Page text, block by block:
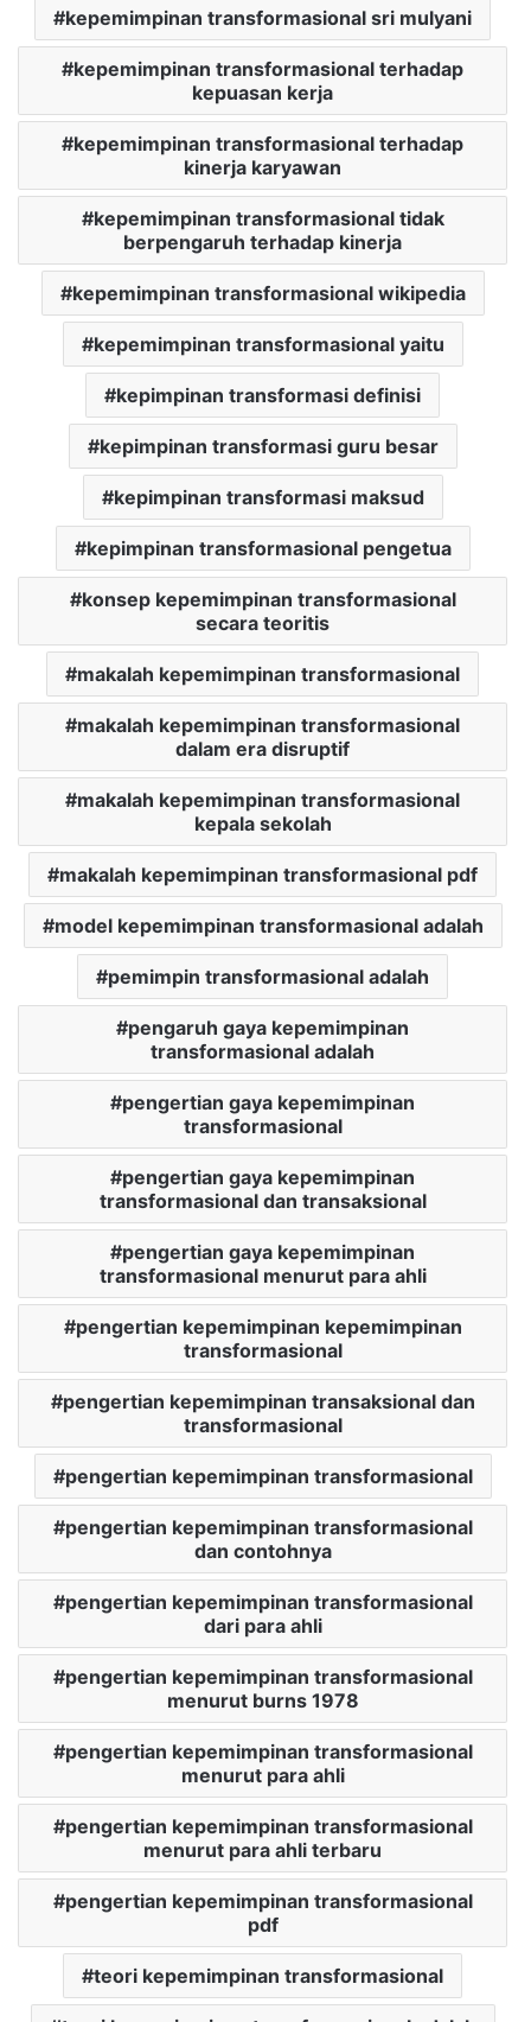
kepemimpinan transformasional sri mulyani
kepemimpinan transformasional terhadap
kepuasan kerja
kepemimpinan transformasional terhadap
kinerja karyawan
kepemimpinan transformasional tidak
berpengaruh terhadap kinerja
kepemimpinan transformasional wikipedia
kepemimpinan transformasional yaitu
kepimpinan transformasi definisi
kepimpinan transformasi guru besar
kepimpinan transformasi maksud
kepimpinan transformasional pengetua
konsep kepemimpinan transformasional
secara teoritis
makalah kepemimpinan transformasional
makalah kepemimpinan transformasional
dalam era disruptif
makalah kepemimpinan transformasional
kepala sekolah
makalah kepemimpinan transformasional pdf
model kepemimpinan transformasional adalah
pemimpin transformasional adalah
pengaruh gaya kepemimpinan
transformasional adalah
pengertian gaya kepemimpinan
transformasional
pengertian gaya kepemimpinan
transformasional dan transaksional
pengertian gaya kepemimpinan
transformasional menurut para ahli
pengertian kepemimpinan kepemimpinan
transformasional
pengertian kepemimpinan transaksional dan
transformasional
pengertian kepemimpinan transformasional
pengertian kepemimpinan transformasional
dan contohnya
pengertian kepemimpinan transformasional
dari para ahli
pengertian kepemimpinan transformasional
menurut burns 1978
pengertian kepemimpinan transformasional
menurut para ahli
pengertian kepemimpinan transformasional
menurut para ahli terbaru
pengertian kepemimpinan transformasional
pdf
teori kepemimpinan transformasional